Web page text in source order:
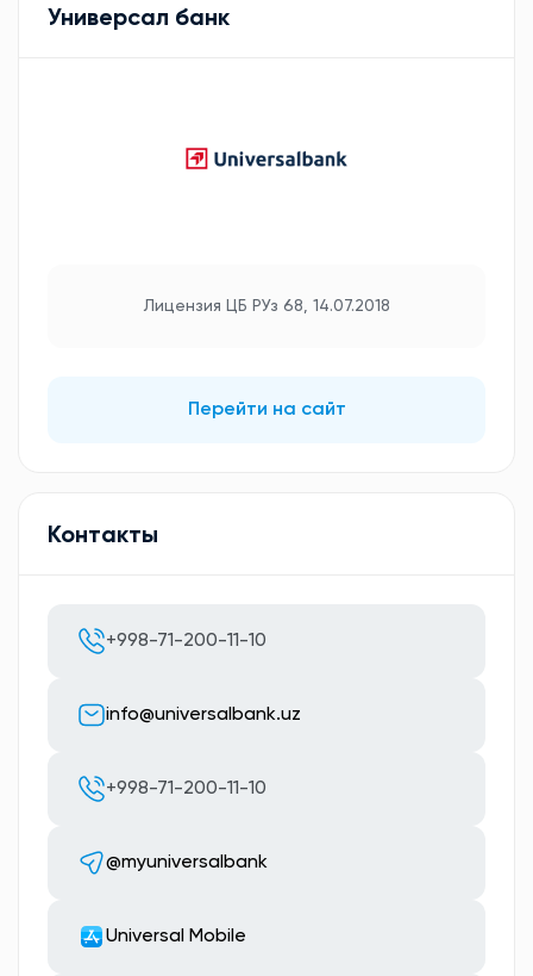
Универсал банк
Лицензия ЦБ РУз 68, 14.07.2018
Перейти на сайт
Контакты
+998-71-200-11-10
info@universalbank.uz
+998-71-200-11-10
@myuniversalbank
Universal Mobile